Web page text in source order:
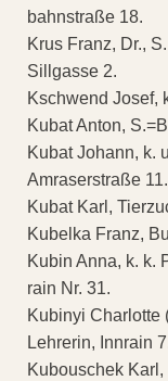
bahnstraße 18.
Krus Franz, Dr.,
Sillgasse 2.
Kschwend Josef,
Kubat Anton,
Kubat Johann, k.
Amraserstraße 11.
Kubat Karl,
Kubelka Franz,
Kubin Anna, k. k.
rain Nr. 31.
Kubinyi Charlotte
Lehrerin, Innrain
Kubouschek Karl,